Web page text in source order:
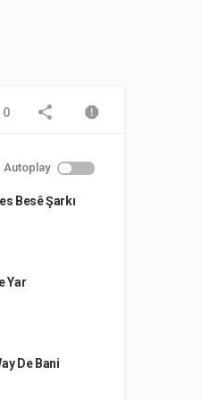
0
Autoplay
Besê Şarkı
Yar
De Bani